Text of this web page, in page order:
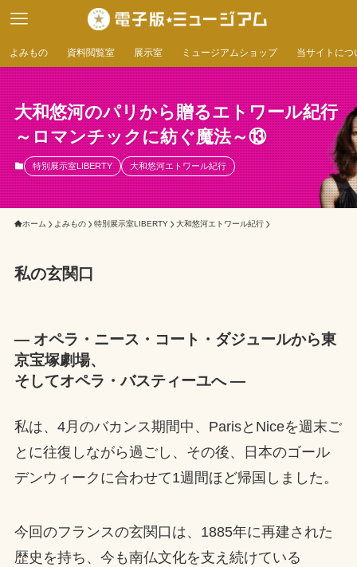
よみもの 資料閲覧室 展示室 ミュージアムショップ 当サイトにつ
大和悠河のパリから贈るエトワール紀行
～ロマンチックに紡ぐ魔法～⑬
特別展示室LIBERTY 大和悠河エトワール紀行
ホーム よみもの 特別展示室LIBERTY 大和悠河エトワール紀行
私の玄関口
― オペラ・ニース・コート・ダジュールから東
京宝塚劇場、
そしてオペラ・バスティーユへ ―
私は、4月のバカンス期間中、ParisとNiceを週末ご
とに往復しながら過ごし、その後、日本のゴール
デンウィークに合わせて1週間ほど帰国しました。
今回のフランスの玄関口は、1885年に再建された
歴史を持ち、今も南仏文化を支え続けている